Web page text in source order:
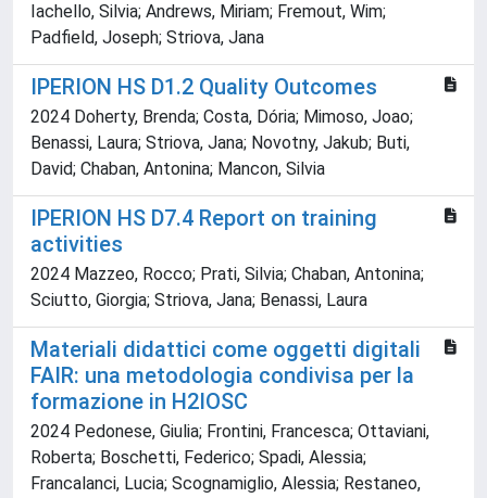
Iachello, Silvia; Andrews, Miriam; Fremout, Wim;
Padfield, Joseph; Striova, Jana
IPERION HS D1.2 Quality Outcomes
2024 Doherty, Brenda; Costa, Dória; Mimoso, Joao;
Benassi, Laura; Striova, Jana; Novotny, Jakub; Buti,
David; Chaban, Antonina; Mancon, Silvia
IPERION HS D7.4 Report on training
activities
2024 Mazzeo, Rocco; Prati, Silvia; Chaban, Antonina;
Sciutto, Giorgia; Striova, Jana; Benassi, Laura
Materiali didattici come oggetti digitali
FAIR: una metodologia condivisa per la
formazione in H2IOSC
2024 Pedonese, Giulia; Frontini, Francesca; Ottaviani,
Roberta; Boschetti, Federico; Spadi, Alessia;
Francalanci, Lucia; Scognamiglio, Alessia; Restaneo,